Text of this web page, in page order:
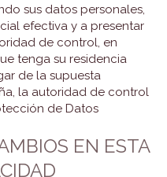
sus datos personales,
efectiva y a presentar
de control, en
tenga su residencia
de la supuesta
la autoridad de control
de Datos
EN ESTA